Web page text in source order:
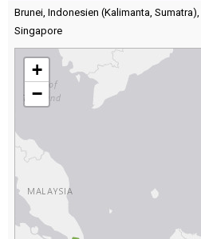
Brunei, Indonesien (Kalimanta, Sumatra),
Singapore
+
−